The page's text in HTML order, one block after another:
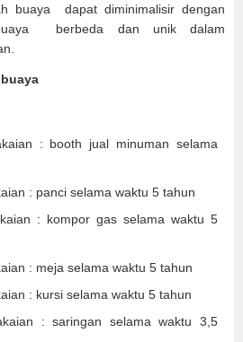
buaya dapat diminimalisir dengan
berbeda dan unik dalam
: booth jual minuman selama
: panci selama waktu 5 tahun
: kompor gas selama waktu 5
: meja selama waktu 5 tahun
: kursi selama waktu 5 tahun
: saringan selama waktu 3,5